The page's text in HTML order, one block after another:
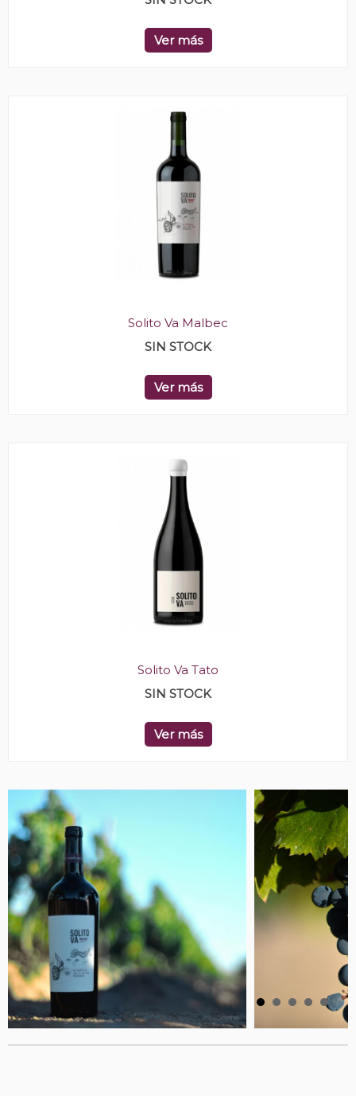
Ver más
Solito Va Malbec
SIN STOCK
Ver más
Solito Va Tato
SIN STOCK
Ver más